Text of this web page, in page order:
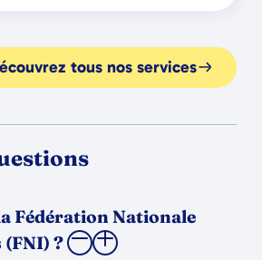
tous nos services
Fédération Nationale
?